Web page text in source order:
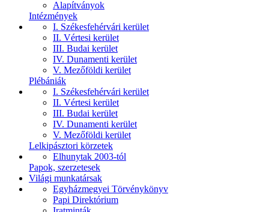
Alapítványok
Intézmények
I. Székesfehérvári kerület
II. Vértesi kerület
III. Budai kerület
IV. Dunamenti kerület
V. Mezőföldi kerület
Plébániák
I. Székesfehérvári kerület
II. Vértesi kerület
III. Budai kerület
IV. Dunamenti kerület
V. Mezőföldi kerület
Lelkipásztori körzetek
Elhunytak 2003-tól
Papok, szerzetesek
Világi munkatársak
Egyházmegyei Törvénykönyv
Papi Direktórium